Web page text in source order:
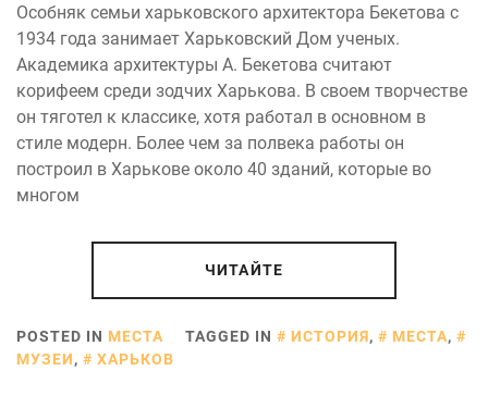
Особняк семьи харьковского архитектора Бекетова с
1934 года занимает Харьковский Дом ученых.
Академика архитектуры А. Бекетова считают
корифеем среди зодчих Харькова. В своем творчестве
он тяготел к классике, хотя работал в основном в
стиле модерн. Более чем за полвека работы он
построил в Харькове около 40 зданий, которые во
многом
ЧИТАЙТЕ
POSTED IN МЕСТА TAGGED IN ИСТОРИЯ, МЕСТА,
МУЗЕИ, ХАРЬКОВ